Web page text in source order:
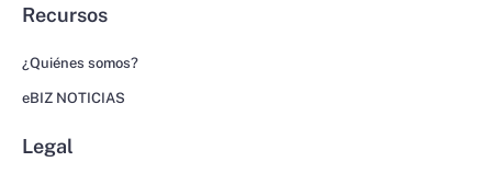
Recursos
¿Quiénes somos?
eBIZ NOTICIAS
Legal